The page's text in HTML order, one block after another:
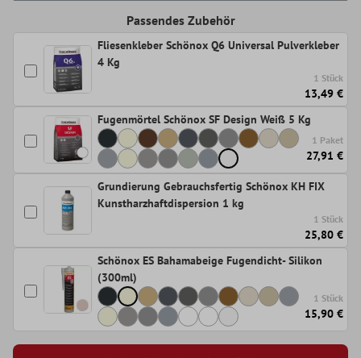
Passendes Zubehör
Fliesenkleber Schönox Q6 Universal Pulverkleber
4 Kg
1 Stück
13,49 €
Fugenmörtel Schönox SF Design Weiß 5 Kg
1 Paket
27,91 €
Grundierung Gebrauchsfertig Schönox KH FIX
Kunstharzhaftdispersion 1 kg
1 Stück
25,80 €
Schönox ES Bahamabeige Fugendicht- Silikon
(300ml)
1 Stück
15,90 €